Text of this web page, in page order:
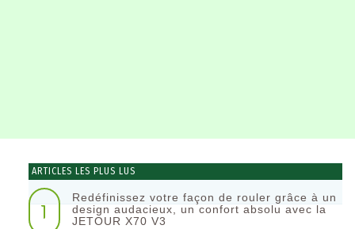
ARTICLES LES PLUS LUS
1
Redéfinissez votre façon de rouler grâce à un
design audacieux, un confort absolu avec la
JETOUR X70 V3